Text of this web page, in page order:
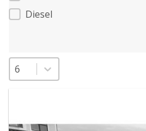
Diesel
Sélectionnez un nombre par page